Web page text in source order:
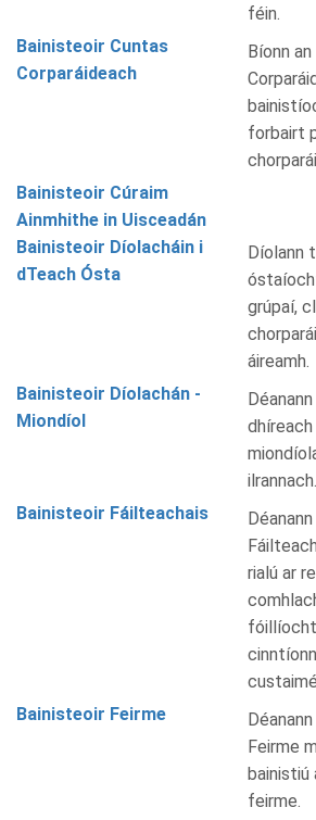
féin.
Bainisteoir Cuntas
Corparáideach
Bíonn
forbairt
Bainisteoir Cúraim
Ainmhithe in Uisceadán
Bainisteoir Díolacháin i
dTeach Ósta
Díolann
grúpaí,
áireamh.
Bainisteoir Díolachán -
Miondíol
ilrannach.
Bainisteoir Fáilteachais
rialú ar
Bainisteoir Feirme
Feirme
bainistiú
feirme.